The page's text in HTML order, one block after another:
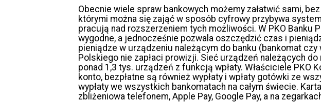
Obecnie wiele spraw bankowych możemy załatwić sami,
którymi można się zająć w sposób cyfrowy przybywa
pracują nad rozszerzeniem tych możliwości. W PKO Banku
wygodne, a jednocześnie pozwala oszczędzić czas i
pieniądze w urządzeniu należącym do banku (bankomat czy
Polskiego nie zapłaci prowizji. Sieć urządzeń należących
ponad 1,3 tys. urządzeń z funkcją wpłaty. Właściciele PKO
konto, bezpłatne są również wypłaty i wpłaty gotówki ze
wypłaty we wszystkich bankomatach na całym świecie.
zbliżeniowa telefonem, Apple Pay, Google Pay, a na